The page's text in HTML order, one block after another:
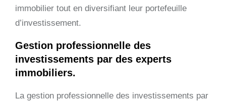
immobilier tout en diversifiant leur portefeuille
d’investissement.
Gestion professionnelle des
investissements par des experts
immobiliers.
La gestion professionnelle des investissements par